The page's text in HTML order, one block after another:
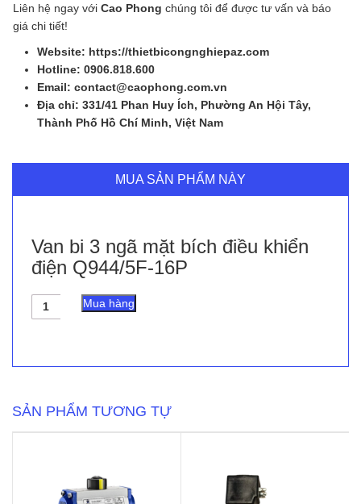
Liên hệ ngay với Cao Phong chúng tôi để được tư vấn và báo
giá chi tiết!
Website: https://thietbicongnghiepaz.com
Hotline: 0906.818.600
Email: contact@caophong.com.vn
Địa chỉ: 331/41 Phan Huy Ích, Phường An Hội Tây,
Thành Phố Hồ Chí Minh, Việt Nam
MUA SẢN PHẨM NÀY
Van bi 3 ngã mặt bích điều khiển
điện Q944/5F-16P
Van
điện
Q944/5F-
Mua hàng
SẢN PHẨM TƯƠNG TỰ